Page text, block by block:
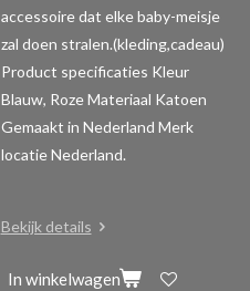
accessoire dat elke baby-meisje
zal doen stralen.(kleding,cadeau)
Product specificaties Kleur
Blauw, Roze Materiaal Katoen
Gemaakt in Nederland Merk
locatie Nederland.
Bekijk details
In winkelwagen